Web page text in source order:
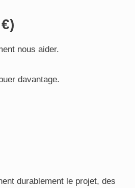
nous aider.
davantage.
durablement le projet, des